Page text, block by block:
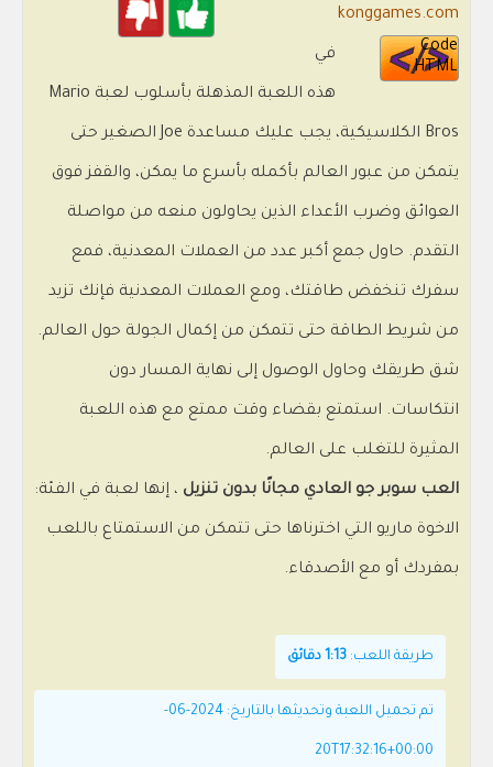
konggames.com
Code
HTML
في
هذه اللعبة المذهلة بأسلوب لعبة Mario
Bros الكلاسيكية، يجب عليك مساعدة Joe الصغير حتى
يتمكن من عبور العالم بأكمله بأسرع ما يمكن، والقفز فوق
العوائق وضرب الأعداء الذين يحاولون منعه من مواصلة
التقدم. حاول جمع أكبر عدد من العملات المعدنية، فمع
سفرك تنخفض طاقتك، ومع العملات المعدنية فإنك تزيد
من شريط الطاقة حتى تتمكن من إكمال الجولة حول العالم.
شق طريقك وحاول الوصول إلى نهاية المسار دون
انتكاسات. استمتع بقضاء وقت ممتع مع هذه اللعبة
المثيرة للتغلب على العالم.
العب سوبر جو العادي مجانًا بدون تنزيل ، إنها لعبة في الفئة:
الاخوة ماريو التي اخترناها حتى تتمكن من الاستمتاع باللعب
بمفردك أو مع الأصدقاء.
طريقة اللعب: 1:13 دقائق
تم تحميل اللعبة وتحديثها بالتاريخ: 2024-06-
20T17:32:16+00:00